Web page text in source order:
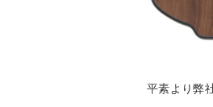
平素より弊